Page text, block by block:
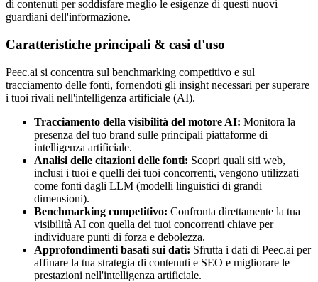
di contenuti per soddisfare meglio le esigenze di questi nuovi
guardiani dell'informazione.
Caratteristiche principali & casi d'uso
Peec.ai si concentra sul benchmarking competitivo e sul
tracciamento delle fonti, fornendoti gli insight necessari per superare
i tuoi rivali nell'intelligenza artificiale (AI).
Tracciamento della visibilità del motore AI: Monitora la
presenza del tuo brand sulle principali piattaforme di
intelligenza artificiale.
Analisi delle citazioni delle fonti: Scopri quali siti web,
inclusi i tuoi e quelli dei tuoi concorrenti, vengono utilizzati
come fonti dagli LLM (modelli linguistici di grandi
dimensioni).
Benchmarking competitivo: Confronta direttamente la tua
visibilità AI con quella dei tuoi concorrenti chiave per
individuare punti di forza e debolezza.
Approfondimenti basati sui dati: Sfrutta i dati di Peec.ai per
affinare la tua strategia di contenuti e SEO e migliorare le
prestazioni nell'intelligenza artificiale.